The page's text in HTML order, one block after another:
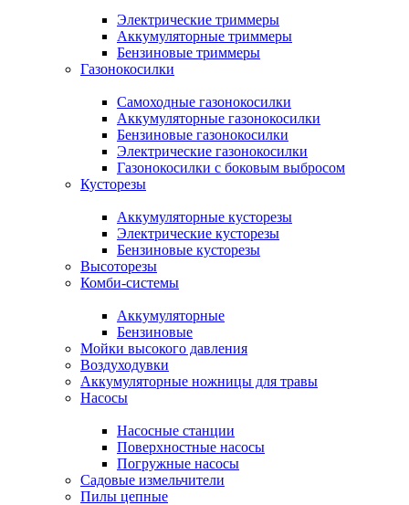
Электрические триммеры
Аккумуляторные триммеры
Бензиновые триммеры
Газонокосилки
Самоходные газонокосилки
Аккумуляторные газонокосилки
Бензиновые газонокосилки
Электрические газонокосилки
Газонокосилки с боковым выбросом
Кусторезы
Аккумуляторные кусторезы
Электрические кусторезы
Бензиновые кусторезы
Высоторезы
Комби-системы
Аккумуляторные
Бензиновые
Мойки высокого давления
Воздуходувки
Аккумуляторные ножницы для травы
Насосы
Насосные станции
Поверхностные насосы
Погружные насосы
Садовые измельчители
Пилы цепные